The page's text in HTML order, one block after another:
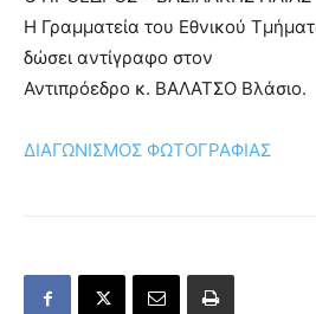
Η Γραμματεία του Εθνικού
δώσει αντίγραφο στον
Αντιπρόεδρο κ. ΒΑΛΑΤΣΟ Βλάσιο.
ΔΙΑΓΩΝΙΣΜΟΣ ΦΩΤΟΓΡΑΦΙΑΣ